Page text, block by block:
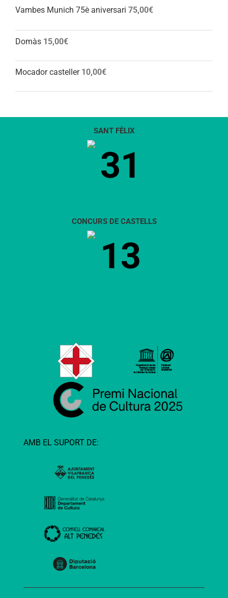
Vambes Munich 75è aniversari 75,00€
Domàs 15,00€
Mocador casteller 10,00€
SANT FÈLIX
31
CONCURS DE CASTELLS
13
AMB EL SUPORT DE: